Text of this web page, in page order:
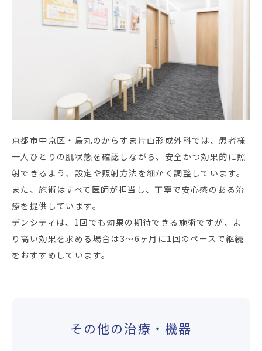
京都市中京区・烏丸のからすま片山形成外科では、患者様
一人ひとりの肌状態を確認しながら、安全かつ効果的に照
射できるよう、設定や照射方法を細かく調整しています。
また、施術はすべて医師が担当し、丁寧で安心感のある治
療を提供しています。
デンシティは、1回でも効果の期待できる施術ですが、よ
り高い効果を求める場合は3〜6ヶ月に1回のペースで継続
をおすすめしています。
その他の治療・機器